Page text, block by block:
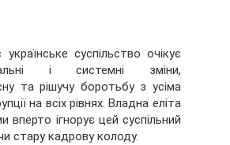
суспільство очікує
і системні зміни,
та рішучу боротьбу з усіма
на всіх рівнях. Владна еліта
вперто ігнорує цей суспільний
стару кадрову колоду.